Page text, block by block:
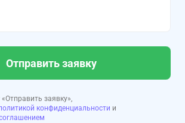
Отправить заявку
заявку»,
конфиденциальности и